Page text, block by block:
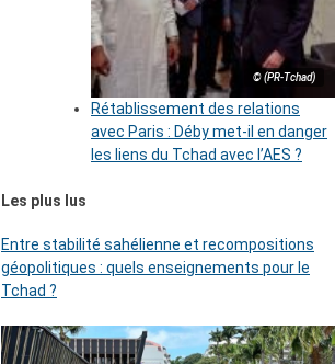
© (PR-Tchad)
Rétablissement des relations
avec Paris : Déby met-il en danger
les liens du Tchad avec l’AES ?
Les plus lus
Entre stabilité sahélienne et recompositions
géopolitiques : quels enseignements pour le
Tchad ?